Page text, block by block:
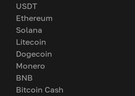
USDT
Ethereum
Solana
Litecoin
Dogecoin
Monero
BNB
Bitcoin Cash